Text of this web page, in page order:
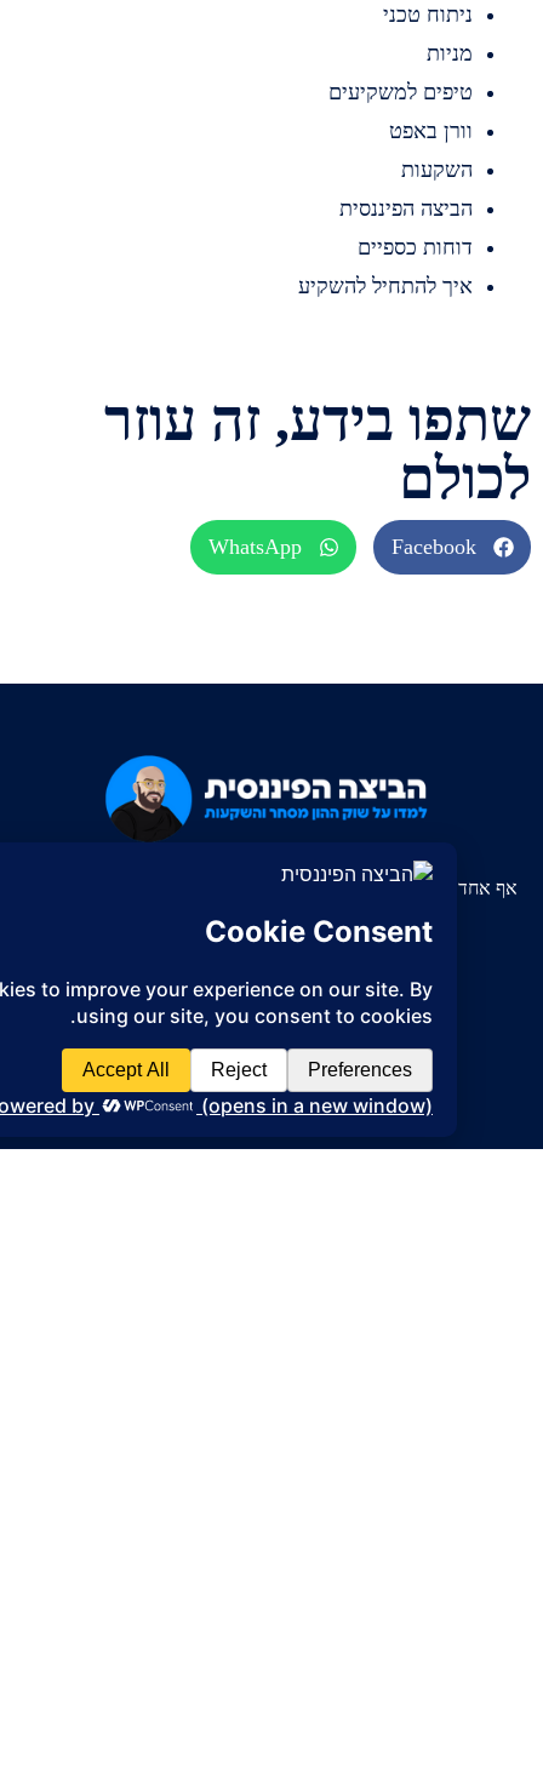
טכני
למשקיעים
באפט
הפיננסית
כספיים
להתחיל להשקיע
בידע, זה עוזר
WhatsApp
עקבו אחרי
בואו ללמוד על שוק ההון, מסחר והשקעות.
לא לימד אתכם איך להבין את כל המושגים והנתונים שאתם
מסתכלים עליהם. אני פה בשביל זה.